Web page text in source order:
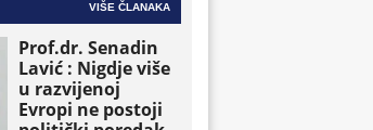
VIŠE ČLANAKA
Prof.dr. Senadin
Lavić : Nigdje više
u razvijenoj
Evropi ne postoji